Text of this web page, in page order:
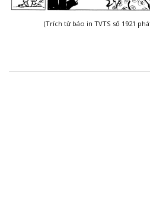
(Trích từ báo in TVTS số 1921